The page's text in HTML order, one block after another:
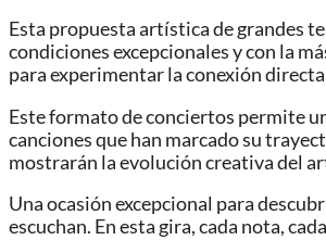
Esta propuesta artística de grandes
condiciones excepcionales y con la
para experimentar la conexión
Este formato de conciertos permite
canciones que han marcado su
mostrarán la evolución creativa del
Una ocasión excepcional para
escuchan. En esta gira, cada nota,